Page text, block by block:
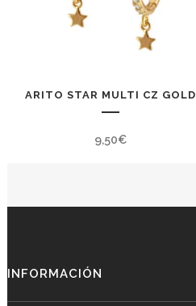
ARITO STAR MULTI CZ GOLD
9,50€
INFORMACIÓN